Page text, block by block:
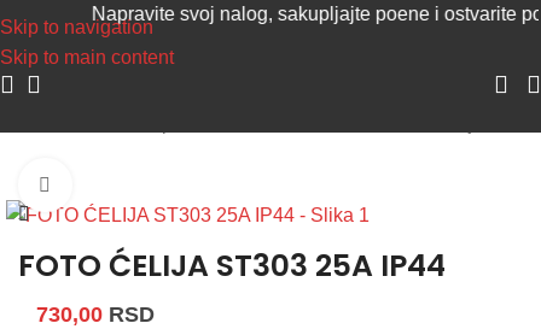
Skip to navigation
Skip to main content
Napravite svoj nalog, sakupljajte poene i ostvarite
FOTO ĆELIJA ST303 25A IP44
730,00 RSD